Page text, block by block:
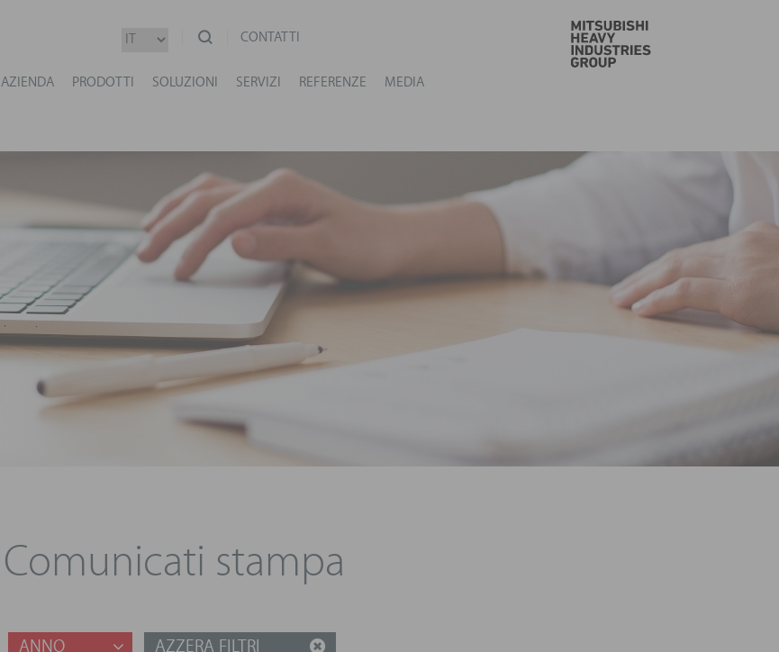
AZIENDA PRODOTTI SOLUZIONI SERVIZI REFERENZE MEDIA
CONTATTI
Comunicati stampa